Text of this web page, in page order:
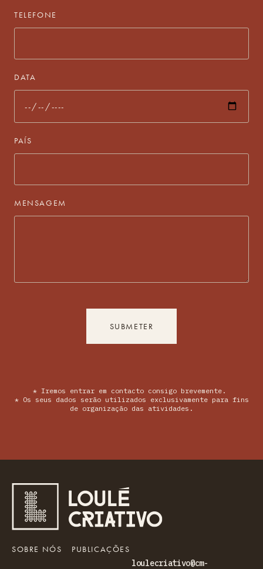
TELEFONE
DATA
PAÍS
MENSAGEM
SUBMETER
* Iremos entrar em contacto consigo brevemente.
* Os seus dados serão utilizados exclusivamente para fins
de organização das atividades.
loulecriativo@cm-
SOBRE NÓS PUBLICAÇÕES